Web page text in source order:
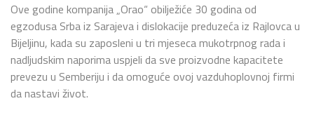
Ove godine kompanija „Orao“ obilježiće 30 godina od
egzodusa Srba iz Sarajeva i dislokacije preduzeća iz Rajlovca u
Bijeljinu, kada su zaposleni u tri mjeseca mukotrpnog rada i
nadljudskim naporima uspjeli da sve proizvodne kapacitete
prevezu u Semberiju i da omoguće ovoj vazduhoplovnoj firmi
da nastavi život.